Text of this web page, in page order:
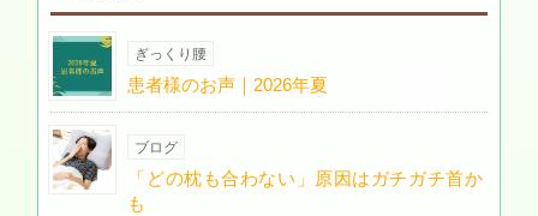
ぎっくり腰
患者様のお声｜2026年夏
ブログ
「どの枕も合わない」原因はガチガチ首か
も